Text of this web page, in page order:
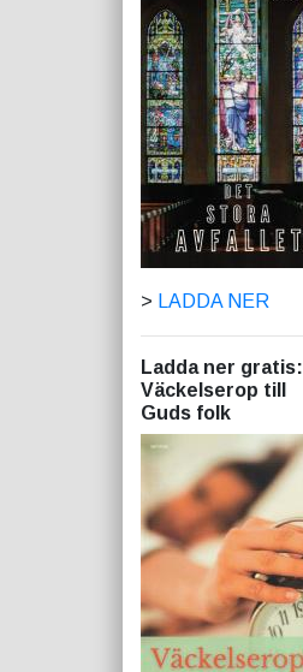
> LADDA NER
Ladda ner gratis:
Väckelserop till
Guds folk